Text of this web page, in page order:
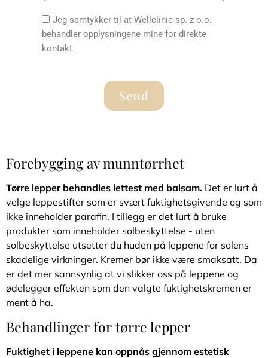
Jeg samtykker til at Wellclinic sp. z o.o.
behandler opplysningene mine for direkte
kontakt.
Send
Forebygging av munntørrhet
Tørre lepper behandles lettest med balsam. Det er lurt å
velge leppestifter som er svært fuktighetsgivende og som
ikke inneholder parafin. I tillegg er det lurt å bruke
produkter som inneholder solbeskyttelse - uten
solbeskyttelse utsetter du huden på leppene for solens
skadelige virkninger. Kremer bør ikke være smaksatt. Da
er det mer sannsynlig at vi slikker oss på leppene og
ødelegger effekten som den valgte fuktighetskremen er
ment å ha.
Behandlinger for tørre lepper
Fuktighet i leppene kan oppnås gjennom estetisk